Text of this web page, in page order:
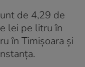
de 4,29 de
lei pe litru în
în Timișoara și